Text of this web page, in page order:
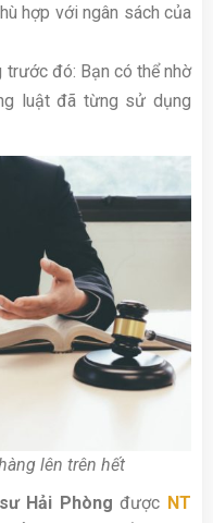
hợp với ngân sách của
trước đó: Bạn có thể nhờ
luật đã từng sử dụng
lên trên hết
Hải Phòng được NT